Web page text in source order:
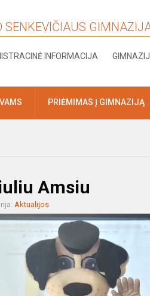
SENKEVIČIAUS
INFORMACIJA
PRIĖMIMAS Į GIMNAZIJĄ
Amsiu
Aktualijos